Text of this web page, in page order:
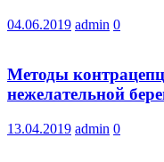
04.06.2019 admin 0
Методы
нежелательной
13.04.2019 admin 0